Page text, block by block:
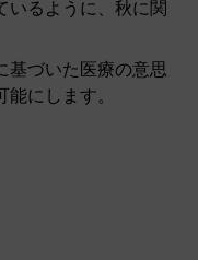
いるように、秋に関
基づいた医療の意思
にします。